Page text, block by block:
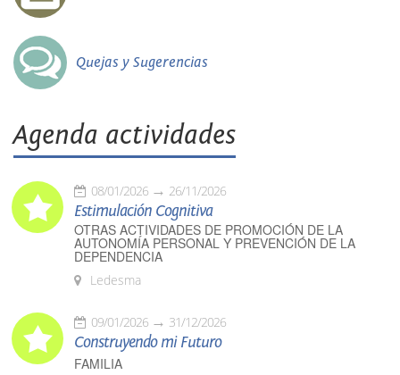
Quejas y Sugerencias
Agenda actividades
08/01/2026 26/11/2026
Estimulación Cognitiva
OTRAS ACTIVIDADES DE PROMOCIÓN DE LA
AUTONOMÍA PERSONAL Y PREVENCIÓN DE LA
DEPENDENCIA
Ledesma
09/01/2026 31/12/2026
Construyendo mi Futuro
FAMILIA